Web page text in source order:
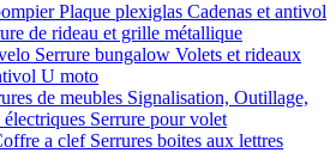
Plaque plexiglas Cadenas et antivol
de rideau et grille métallique
Serrure bungalow Volets et rideaux
U moto
de meubles Signalisation, Outillage,
électriques Serrure pour volet
a clef Serrures boites aux lettres